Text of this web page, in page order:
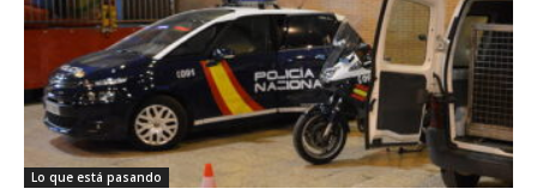
Lo que está pasando